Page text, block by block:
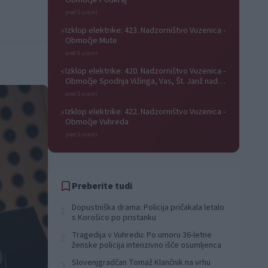
pred 5 urami
⚡Izklop elektrike: 423. Nadzorništvo Vuzenica -
Območje Mute
pred 5 urami
⚡Izklop elektrike: 420. Nadzorništvo Vuzenica -
Območje Spodnja Vižinga, Vas, Št. Janž nad
Radljami, Suhi Vrh, Dobrava
pred 5 urami
⚡Izklop elektrike: 422. Nadzorništvo Vuzenica -
Območje Vuhreda
pred 5 urami
Preberite tudi
Dopustniška drama: Policija pričakala letalo
s Korošico po pristanku
Tragedija v Vuhredu: Po umoru 36-letne
ženske policija intenzivno išče osumljenca
Slovenjgradčan Tomaž Klančnik na vrhu